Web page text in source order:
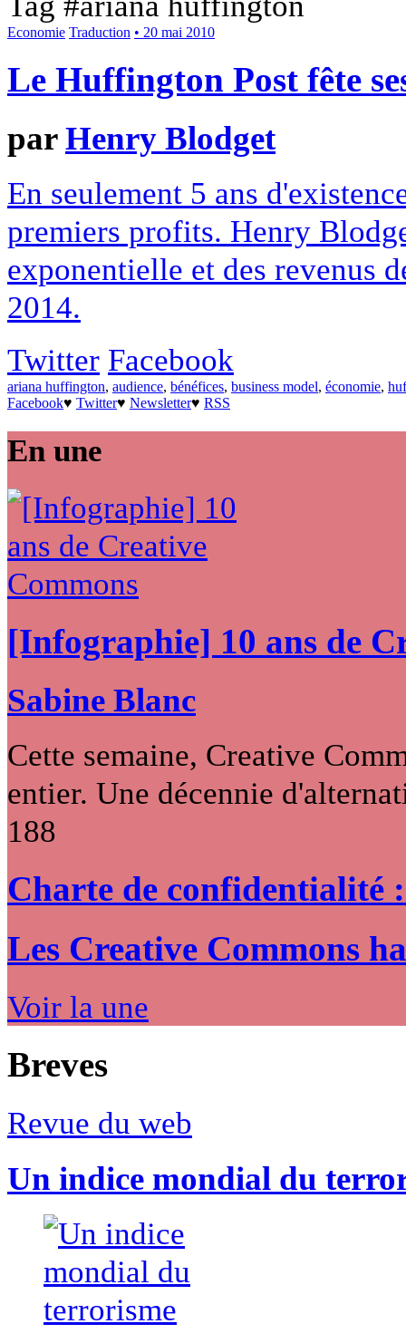
Economie Traduction • 20 mai 2010
Le Huffington Post fête
parHenry Blodget
En seulement 5 ans
premiers profits. Henry
exponentielle et des revenus
2014.
Twitter Facebook
ariana huffington, audience, bénéfices, business model, économie,
Facebook♥ Twitter♥ Newsletter♥ RSS
En une
[Infographie] 10 ans de
Sabine Blanc
Cette semaine, Creative
entier. Une décennie
188
Charte de confidentialité
Les Creative Commons
Voir la une
Breves
Revue du web
Un indice mondial du